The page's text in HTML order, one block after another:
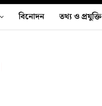
বিনোদন তথ‍্য ও প্রযুক্তি